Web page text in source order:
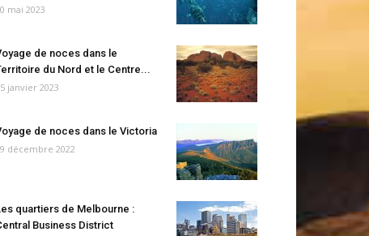
mai 2023
de noces dans le
du Nord et le Centre...
janvier 2023
de noces dans le Victoria
décembre 2022
quartiers de Melbourne :
Business District